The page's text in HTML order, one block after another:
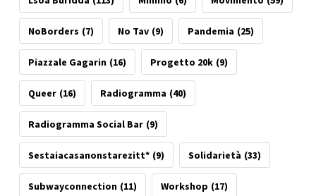
NoBorders (7) No Tav (9) Pandemia (25)
Piazzale Gagarin (16) Progetto 20k (9)
Queer (16) Radiogramma (40)
Radiogramma Social Bar (9)
Sestaiacasanonstarezitt* (9) Solidarietà (33)
Subwayconnection (11) Workshop (17)